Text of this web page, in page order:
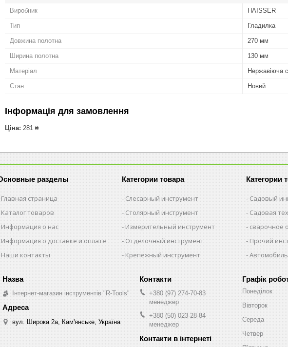
Виробник HAISSER
Тип Гладилка
Довжина полотна 270 мм
Ширина полотна 130 мм
Матеріал Нержавіюча
Стан Новий
Інформація для замовлення
Ціна: 281 ₴
разделы
Главная страница
Каталог товаров
Информация о нас
Информация о доставке и оплате
Наши контакты
Категории товара
Слесарный инструмент
Столярный инструмент
Измерительный инструмент
Отделочный инструмент
Крепежный инструмент
Категории
Садовый
Садовая
сварочное
Прочий
Інтернет-магазин інструментів "R-Tools"
вул. Широка 2а, Кам'янське, Україна
+380 (97) 274-70-83
менеджер
+380 (50) 023-28-84
менеджер
Графік
Понеділок
Вівторок
Середа
Четвер